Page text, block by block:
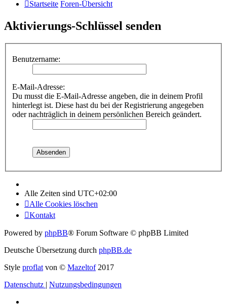
Startseite Foren-Übersicht
Aktivierungs-Schlüssel senden
Benutzername:
E-Mail-Adresse:
Du musst die E-Mail-Adresse angeben, die in deinem Profil
hinterlegt ist. Diese hast du bei der Registrierung angegeben
oder nachträglich in deinem persönlichen Bereich geändert.
Alle Zeiten sind UTC+02:00
Alle Cookies löschen
Kontakt
Powered by phpBB® Forum Software © phpBB Limited
Deutsche Übersetzung durch phpBB.de
Style proflat von © Mazeltof2017
Datenschutz | Nutzungsbedingungen